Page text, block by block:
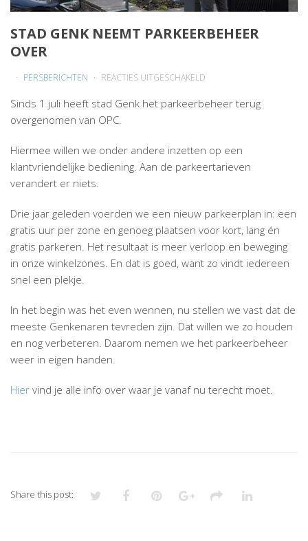
STAD GENK NEEMT PARKEERBEHEER
OVER
PERSBERICHTEN REACTIES UITGESCHAKELD
GENK
OVER
Sinds 1 juli heeft stad Genk het parkeerbeheer terug
overgenomen van OPC.
Hiermee willen we onder andere inzetten op een
klantvriendelijke bediening. Aan de parkeertarieven
verandert er niets.
Drie jaar geleden voerden we een nieuw parkeerplan in: een
gratis uur per zone en genoeg plaatsen voor kort, lang én
gratis parkeren. Het resultaat is meer verloop en beweging
in onze winkelzones. En dat is goed, want zo vindt iedereen
snel een plekje.
In het begin was het even wennen, nu stellen we vast dat de
meeste Genkenaren tevreden zijn. Dat willen we zo houden
en nog verbeteren. Daarom nemen we het parkeerbeheer
weer in eigen handen.
Hier vind je alle info over waar je vanaf nu terecht moet.
Share this post: